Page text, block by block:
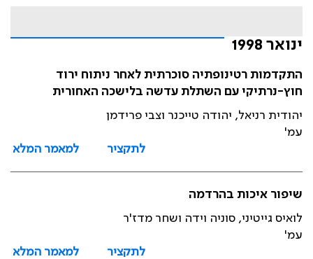
ינואר 1998
התקדמות רטינופתיה סוכרתית לאחר ניתוח ירוד
חוץ-נרתיקי עם השתלת עדשה בלישכה האחורית
יהודית רניאל, יהודה טייכנר וצבי פרידמן
עמ'
לתקציר
למאמר המלא
שיפור איכות בהרדמה
לואיס גייטיני, סוניה וידה ושחר מדז'ר
עמ'
לתקציר
למאמר המלא